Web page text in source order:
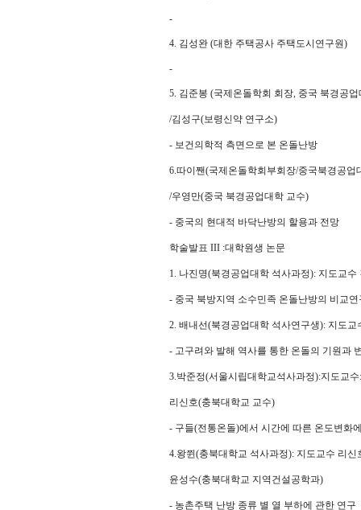
-
4. 김성완 (대한 주택공사 주택도시연구원)
-
5. 김준봉 (국제온돌학회 회장, 중국 북경공
/김성구(보령신약 연구소)
- 보건의학적 측면으로 본 온돌난방
6.따이짼(국제온돌학회부회장/중국북경공업
/우영만(중국 북경공업대학 교수)
- 중국의 현대적 바닥난방의 할용과 전망
학술발표 III :대학원생 논문
1. 나진명(북경공업대학 석사과정): 지도교
- 중국 북방지역 소수민족 온돌난방의 비교연
2. 배내선(북경공업대학 석사연구생): 지도
- 고구려와 발해 역사를 통한 온돌의 기원과
3.박준정(서울시립대학교석사과정):지도교
리신호(충북대학교 교수)
- 구들(전통온돌)에서 시간에 따른 온도변화
4.왕쮠(충북대학교 석사과정): 지도교수 리신
윤성수(충북대학교 지역건설공학과)
- 농촌주택 난방 종류 별 열 부하에 관한 연구